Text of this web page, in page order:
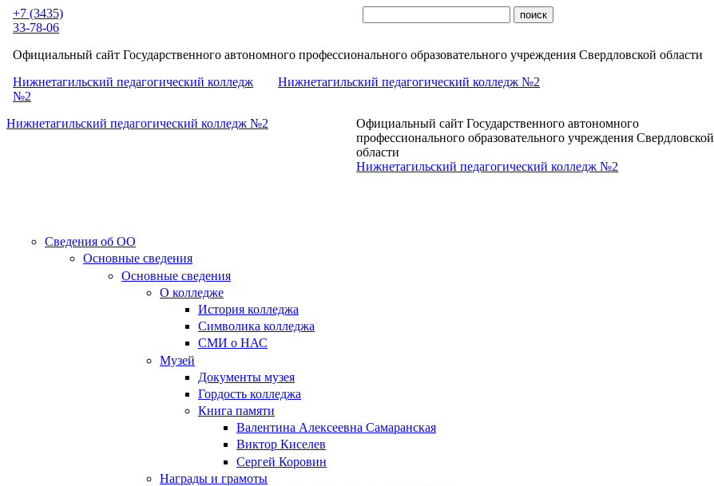
Перейти к основному содержанию
+7 (3435)
33-78-06
Официальный сайт Государственного автономного профессионального образовательного учреждения Свердловской области
Нижнетагильский педагогический колледж
№2
Нижнетагильский педагогический колледж №2
Нижнетагильский педагогический колледж №2
Официальный сайт Государственного автономного
профессионального образовательного учреждения Свердловской
области
Нижнетагильский педагогический колледж №2
Сведения об ОО
Основные сведения
Основные сведения
О колледже
История колледжа
Символика колледжа
СМИ о НАС
Музей
Документы музея
Гордость колледжа
Книга памяти
Валентина Алексеевна Самаранская
Виктор Киселев
Сергей Коровин
Награды и грамоты